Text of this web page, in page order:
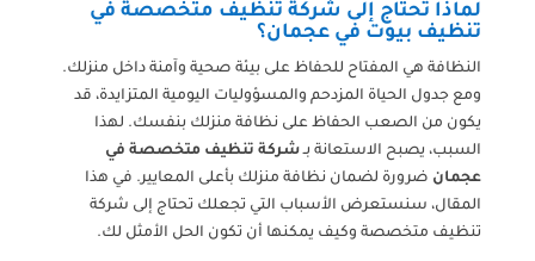
لماذا تحتاج إلى شركة تنظيف متخصصة في
تنظيف بيوت في عجمان؟
النظافة هي المفتاح للحفاظ على بيئة صحية وآمنة داخل منزلك.
ومع جدول الحياة المزدحم والمسؤوليات اليومية المتزايدة، قد
يكون من الصعب الحفاظ على نظافة منزلك بنفسك. لهذا
السبب، يصبح الاستعانة بـشركة تنظيف متخصصة في
عجمان ضرورة لضمان نظافة منزلك بأعلى المعايير. في هذا
المقال، سنستعرض الأسباب التي تجعلك تحتاج إلى شركة
تنظيف متخصصة وكيف يمكنها أن تكون الحل الأمثل لك.